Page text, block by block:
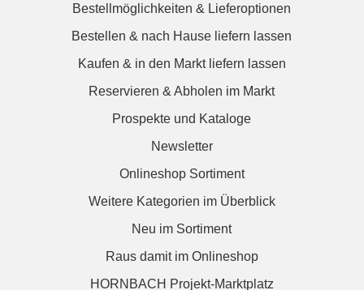
Bestellmöglichkeiten & Lieferoptionen
Bestellen & nach Hause liefern lassen
Kaufen & in den Markt liefern lassen
Reservieren & Abholen im Markt
Prospekte und Kataloge
Newsletter
Onlineshop Sortiment
Weitere Kategorien im Überblick
Neu im Sortiment
Raus damit im Onlineshop
HORNBACH Projekt-Marktplatz